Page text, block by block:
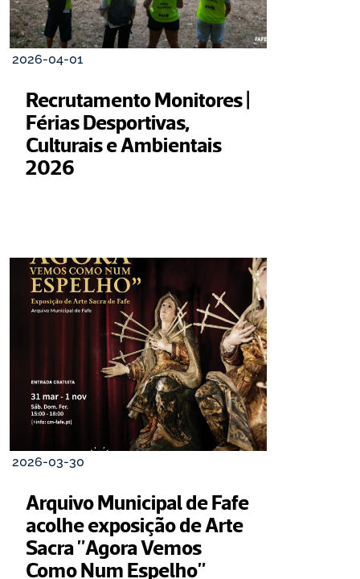
2026-04-01
Recrutamento Monitores |
Férias Desportivas,
Culturais e Ambientais
2026
2026-03-30
Arquivo Municipal de Fafe
acolhe exposição de Arte
Sacra "Agora Vemos
Como Num Espelho"